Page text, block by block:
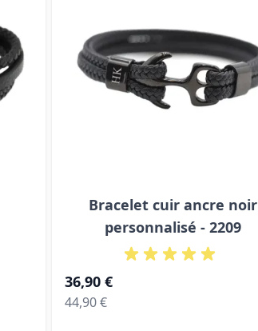
Bracelet cuir ancre noir
personnalisé - 2209
À partir de
36,90 €
Prix normal
44,90 €